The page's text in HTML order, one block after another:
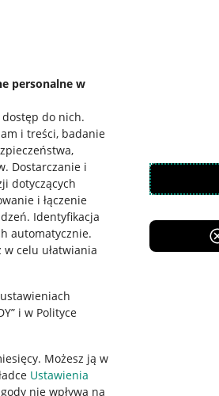
personalne w
do nich.
i treści, badanie
. Dostarczanie i
dotyczących
i łączenie
. Identyfikacja
automatycznie.
celu ułatwiania
i w Polityce
Możesz ją w
Ustawienia
nie wpływa na